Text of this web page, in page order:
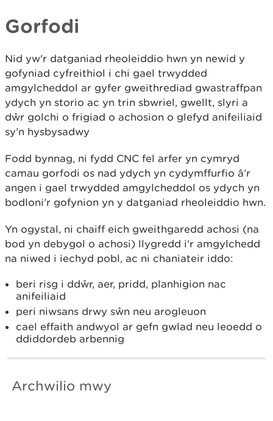
Gorfodi
Nid yw'r datganiad rheoleiddio hwn yn newid y
gofyniad cyfreithiol i chi gael trwydded
amgylcheddol ar gyfer gweithrediad gwastraffpan
ydych yn storio ac yn trin sbwriel, gwellt, slyri a
dŵr golchi o frigiad o achosion o glefyd anifeiliaid
sy’n hysbysadwy
Fodd bynnag, ni fydd CNC fel arfer yn cymryd
camau gorfodi os nad ydych yn cydymffurfio â’r
angen i gael trwydded amgylcheddol os ydych yn
bodloni’r gofynion yn y datganiad rheoleiddio hwn.
Yn ogystal, ni chaiff eich gweithgaredd achosi (na
bod yn debygol o achosi) llygredd i'r amgylchedd
na niwed i iechyd pobl, ac ni chaniateir iddo:
beri risg i ddŵr, aer, pridd, planhigion nac
anifeiliaid
peri niwsans drwy sŵn neu arogleuon
cael effaith andwyol ar gefn gwlad neu leoedd o
ddiddordeb arbennig
Archwilio mwy